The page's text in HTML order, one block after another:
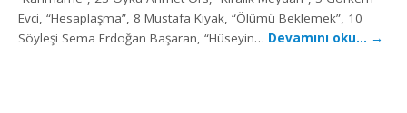
Evci, “Hesaplaşma”, 8 Mustafa Kıyak, “Ölümü Beklemek”, 10
Söyleşi Sema Erdoğan Başaran, “Hüseyin… Devamını oku… →